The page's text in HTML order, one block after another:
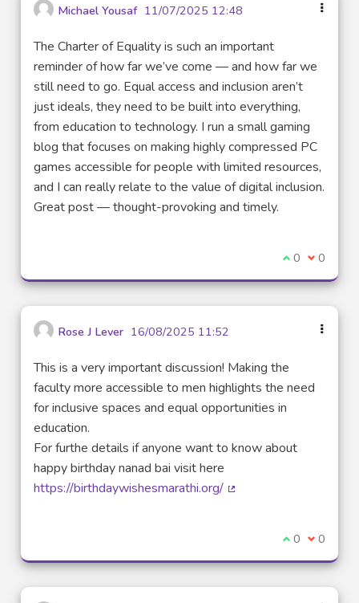
Michael Yousaf 11/07/2025 12:48
The Charter of Equality is such an important
reminder of how far we’ve come — and how far we
still need to go. Equal access and inclusion aren’t
just ideals, they need to be built into everything,
from education to technology. I run a small gaming
blog that focuses on making highly compressed PC
games accessible for people with limited resources,
and I can really relate to the value of digital inclusion.
Great post — thought-provoking and timely.
Je suis
0 Je ne
0
Rose J Lever 16/08/2025 11:52
This is a very important discussion! Making the
faculty more accessible to men highlights the need
for inclusive spaces and equal opportunities in
education.
For furthe details if anyone want to know about
happy birthday nanad bai visit here
https://birthdaywishesmarathi.org/
Je suis
0 Je ne
0